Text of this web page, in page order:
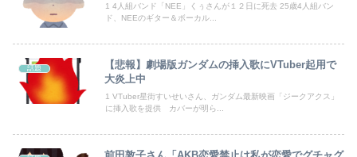
【悲報】石破茂「日本の財政状況は世界最悪（借金1342兆円）。なのに消費税は先進国の中で際立って低い」
【話題】河内長野市で警官が包丁男を射殺した場面のモザ無し映像が公開される。
義両親「空き家になるし住んでいいよ」私たち「じゃあお言葉に甘えて…」→引っ越した途端、予想外の出来事が待っていて…
【悲報】 福岡県議会「海外視察費」公表！ 3年間で2億6500万円ｗｗｗｗｗｗｗｗｗ
1 4人組バンド「NEE」くぅさんが１２日に死去 25歳4人組バン
ド、NEEのギター＆ボーカル...
話題
【悲報】劇場版ガンダムの挿入歌にVTuber起用で
大炎上中
1 VTuber星街すいせいさん、ガンダム最新映画「ジークアクス」
に挿入歌を提供 カバーが明ら...